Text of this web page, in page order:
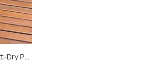
Short Saia Feminino Fitt-Dry Poliamida Solare UV+50